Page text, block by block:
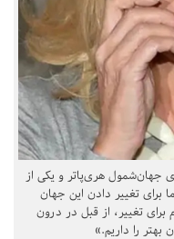
جهان‌شمول هری‌پاتر و یکی از
برای تغییر دادن این جهان
برای تغییر، از قبل در درون
را داریم.»